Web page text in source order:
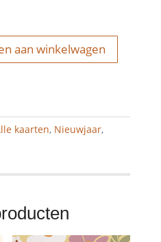
aan winkelwagen
kaarten, Nieuwjaar,